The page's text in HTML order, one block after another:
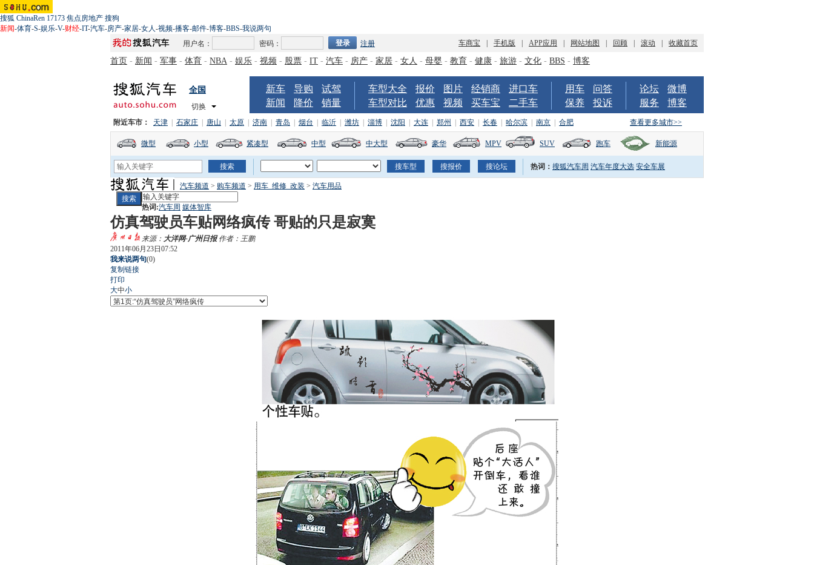
搜狐 ChinaRen 17173 焦点房地产 搜狗
新闻-体育-S-娱乐-V-财经-IT-汽车-房产-家居-女人-视频-播客-邮件-博客-BBS-我说两句
用户名：
密码： 注册 车商宝 手机版 APP应用 网站地图 回顾 滚动 收藏首页
首页 - 新闻 - 军事 - 体育 - NBA - 娱乐 - 视频 - 股票 - IT - 汽车 - 房产 - 家居 - 女人 - 母婴 - 教育 - 健康 - 旅游 - 文化 - BBS - 博客
全国
切换
新车 导购
试驾
新闻
降价 销量
车型大全 报价 图片 经销商
进口车
车型对比
优惠 视频 买车宝 二手车
用车
问答
保养
投诉
论坛
微博
服务
博客
查看更多城市>>
附近车市： 天津 石家庄 唐山 太原 济南 青岛 烟台 临沂 潍坊 淄博 沈阳 大连 郑州 西安 长春 哈尔滨 南京 合肥
微型 小型 紧凑型 中型 中大型 豪华 MPV SUV 跑车 新能源
热词： 搜狐汽车周 汽车年度大选 安全车展
汽车频道 > 购车频道 > 用车_维修_改装 > 汽车用品
热词:汽车周 媒体智库
仿真驾驶员车贴网络疯传 哥贴的只是寂寞
来源： 大洋网-广州日报作者：王鹏
2011年06月23日07:52
我来说两句(0)
复制链接
打印
大中小